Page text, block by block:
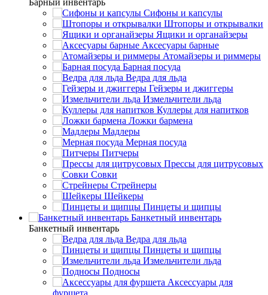
Сифоны и капсулы
Штопоры и открывалки
Ящики и органайзеры
Аксесуары барные
Атомайзеры и риммеры
Барная посуда
Ведра для льда
Гейзеры и джиггеры
Измельчители льда
Куллеры для напитков
Ложки бармена
Мадлеры
Мерная посуда
Питчеры
Прессы для цитрусовых
Совки
Стрейнеры
Шейкеры
Пинцеты и щипцы
Банкетный инвентарь
Банкетный инвентарь
Ведра для льда
Пинцеты и щипцы
Измельчители льда
Подносы
Аксессуары для
фуршета